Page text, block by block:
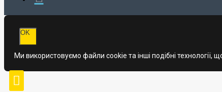
OK
Ми використовуємо файли cookie та інші подібні